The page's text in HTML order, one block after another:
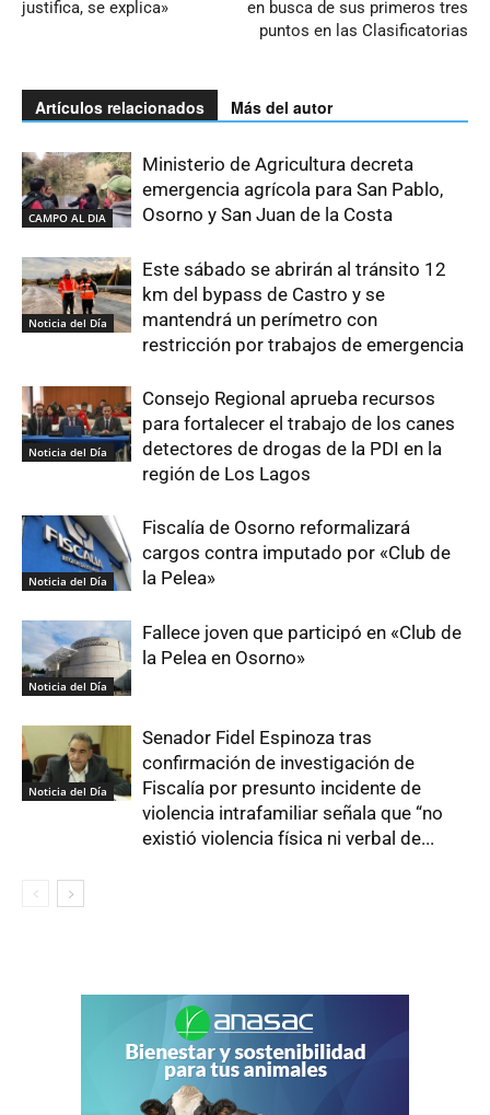
justifica, se explica»
en busca de sus primeros tres
puntos en las Clasificatorias
Artículos relacionados Más del autor
CAMPO AL DIA
Ministerio de Agricultura decreta
emergencia agrícola para San Pablo,
Osorno y San Juan de la Costa
Noticia del Día
Este sábado se abrirán al tránsito 12
km del bypass de Castro y se
mantendrá un perímetro con
restricción por trabajos de emergencia
Noticia del Día
Consejo Regional aprueba recursos
para fortalecer el trabajo de los canes
detectores de drogas de la PDI en la
región de Los Lagos
Noticia del Día
Fiscalía de Osorno reformalizará
cargos contra imputado por «Club de
la Pelea»
Noticia del Día
Fallece joven que participó en «Club de
la Pelea en Osorno»
Noticia del Día
Senador Fidel Espinoza tras
confirmación de investigación de
Fiscalía por presunto incidente de
violencia intrafamiliar señala que “no
existió violencia física ni verbal de...